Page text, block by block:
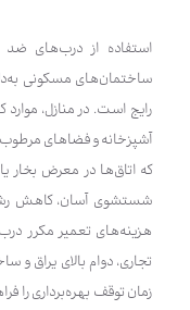
استفاده از درب‌های ضد
ساختمان‌های مسکونی
رایج است. در منازل،
آشپزخانه و فضاهای
که اتاق‌ها در معرض بخار
شستشوی آسان، کاهش
هزینه‌های تعمیر مکرر
تجاری، دوام بالای یراق
زمان توقف بهره‌برداری را